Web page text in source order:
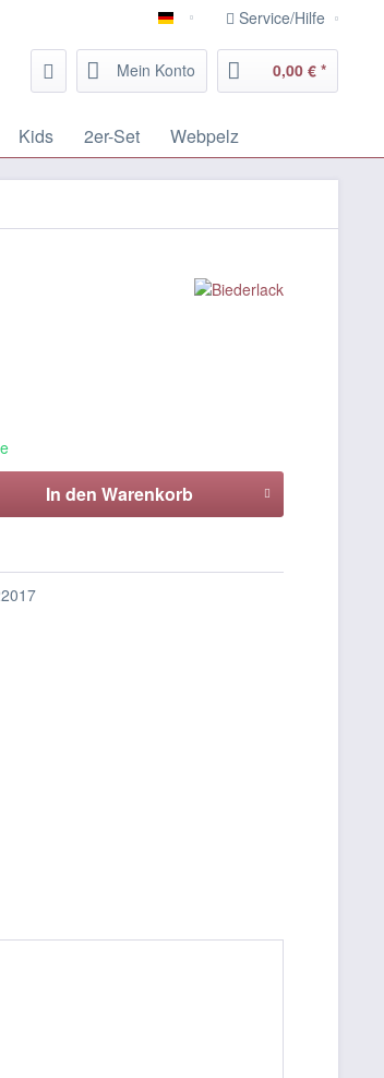
Deutsch Service/Hilfe
Mein Konto 0,00 € *
Kids 2er-Set Webpelz
In den Warenkorb